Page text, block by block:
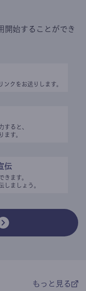
開始することができ
ンクをお送りします。
すると、
ます。
伝
きます。
しましょう。
もっと見る